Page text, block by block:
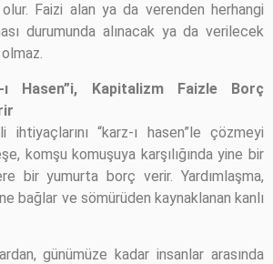
olur. Faizi alan ya da verenden herhangi
durumunda alınacak ya da verilecek
ı Hasen”i, Kapitalizm Faizle Borç
“karz-ı hasen”le çözmeyi
komşu komuşuya karşılığında yine bir
bir yumurta borç verir. Yardımlaşma,
bağlar ve sömürüden kaynaklanan kanlı
günümüze kadar insanlar arasında